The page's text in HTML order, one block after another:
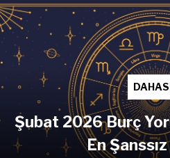
Şubat 2026 Burç
En